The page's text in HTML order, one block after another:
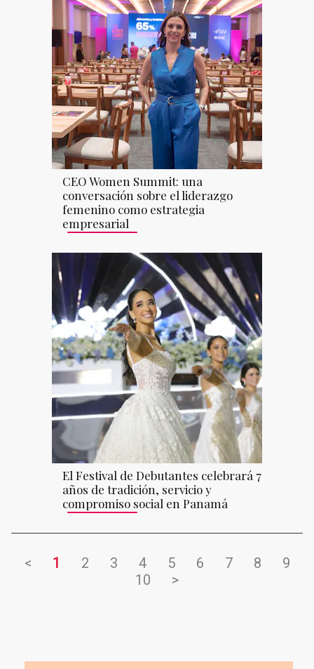
CEO Women Summit: una
conversación sobre el liderazgo
femenino como estrategia
empresarial
El Festival de Debutantes celebrará 70
años de tradición, servicio y
compromiso social en Panamá
< 1 2 3 4 5 6 7 8
9
10
>